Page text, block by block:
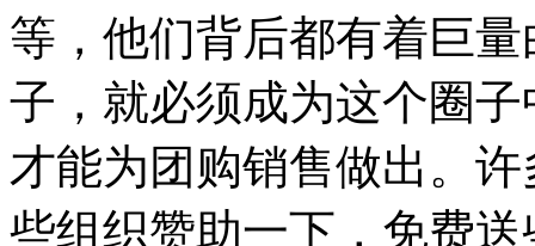
等，他们背后都有着巨
子，就必须成为这个圈
才能为团购销售做出。
些组织赞助一下，免费